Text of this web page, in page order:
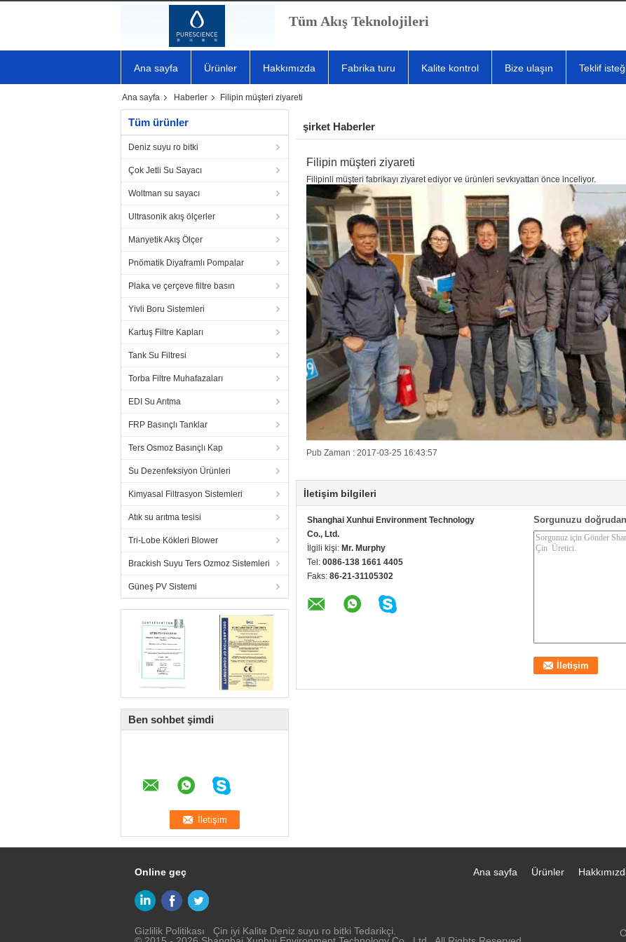
Tüm Akış Teknolojileri
Ana sayfa Ürünler Hakkımızda Fabrika turu Kalite kontrol Bize ulaşın Teklif
Ana sayfa Haberler Filipin müşteri ziyareti
Tüm ürünler
Deniz suyu ro bitki
Çok Jetli Su Sayacı
Woltman su sayacı
Ultrasonik akış ölçerler
Manyetik Akış Ölçer
Pnömatik Diyaframlı Pompalar
Plaka ve çerçeve filtre basın
Yivli Boru Sistemleri
Kartuş Filtre Kapları
Tank Su Filtresi
Torba Filtre Muhafazaları
EDI Su Arıtma
FRP Basınçlı Tanklar
Ters Osmoz Basınçlı Kap
Su Dezenfeksiyon Ürünleri
Kimyasal Filtrasyon Sistemleri
Atık su arıtma tesisi
Tri-Lobe Kökleri Blower
Brackish Suyu Ters Ozmoz Sistemleri
Güneş PV Sistemi
Ben sohbet şimdi
şirket Haberler
Filipin müşteri ziyareti
Filipinli müşteri fabrikayı ziyaret ediyor ve ürünleri sevkıyattan önce inceliyor.
Pub Zaman : 2017-03-25 16:43:57
İletişim bilgileri
Shanghai Xunhui Environment Technology
Co., Ltd.
İlgili kişi: Mr. Murphy
Tel: 0086-138 1661 4405
Faks: 86-21-31105302
Sorgunuzu
Online geç Ürünler
Ana sayfa
Gizlilik Politikası
Çin iyi Kalite Deniz suyu ro bitki Tedarikçi.